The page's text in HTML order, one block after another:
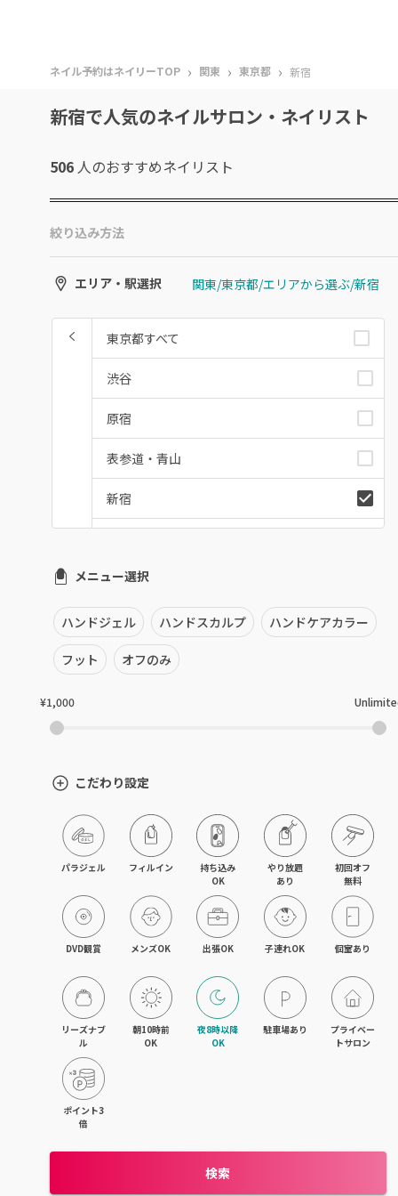
ネイル予約はネイリーTOP › 関東 › 東京都 › 新宿
新宿で人気のネイルサロン・ネイリスト
506 人のおすすめネイリスト
絞り込み方法
エリア・駅選択 関東/東京都/エリアから選ぶ/新宿
東京都すべて
渋谷
原宿
表参道・青山
新宿
銀座・新橋・有楽町
恵比寿・代官山・中目黒
自由が丘・学芸大学
下北沢・代々木上原
目黒・戸越・武蔵小山
北千住・町屋・亀有
錦糸町・小岩・青砥
吉祥寺・荻窪・三鷹
立川・国立・国分寺
八王子・日野・昭島
日暮里・駒込・千駄木
メニュー選択
ハンドジェル ハンドスカルプ ハンドケアカラー
フット オフのみ
¥1,000
こだわり設定
パラジェル フィルイン
持ち込み
OK
やり放題
あり
初回オフ
無料
DVD観賞 メンズOK 出張OK 子連れOK 個室あり
リーズナブ
ル
朝10時前
OK
夜8時以降
OK
駐車場あり
プライベー
トサロン
ポイント3
倍
検索